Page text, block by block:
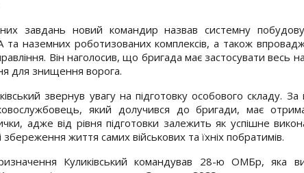
завдань новий командир назвав системну
наземних роботизованих комплексів, а також
Він наголосив, що бригада має застосувати весь
для знищення ворога.
звернув увагу на підготовку особового складу. За
який долучився до бригади, має
адже від рівня підготовки залежить як успішне
збереження життя самих військових та їхніх побратимів.
Куликівський командував 28-ю ОМБр⁠, яка